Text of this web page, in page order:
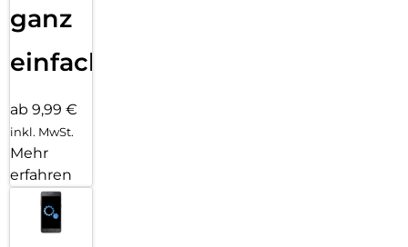
ganz
einfach
ab 9,99 €
inkl. MwSt.
Mehr
erfahren